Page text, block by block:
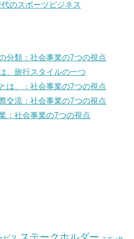
のスポーツビジネス
分類：社会事業の7つの視点
、旅行スタイルの一つ
は、：社会事業の7つの視点
交流：社会事業の7つの視点
：社会事業の7つの視点